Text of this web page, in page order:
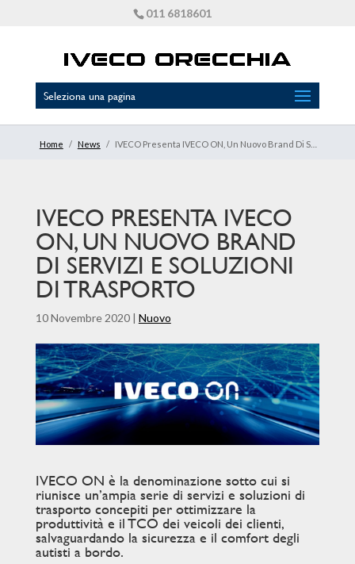
011 6818601
Seleziona una pagina
Home / News / IVECO Presenta IVECO ON, Un Nuovo Brand Di Servizi E Soluzioni Di Trasporto
IVECO PRESENTA IVECO
ON, UN NUOVO BRAND
DI SERVIZI E SOLUZIONI
DI TRASPORTO
10 Novembre 2020| Nuovo
IVECO ON è la denominazione sotto cui si
riunisce un’ampia serie di servizi e soluzioni di
trasporto concepiti per ottimizzare la
produttività e il TCO dei veicoli dei clienti,
salvaguardando la sicurezza e il comfort degli
autisti a bordo.